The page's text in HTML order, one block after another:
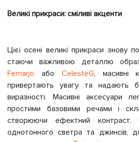
Великі прикраси: сміливі акценти
Цієї осені великі прикраси знову
стаючи важливою деталлю
Femarjo або CelesteG, масивні
привертають увагу та надають
виразності. Масивні аксесуари
простими базовими речами і
створюючи ефектний контраст.
однотонного светра та джинсів,